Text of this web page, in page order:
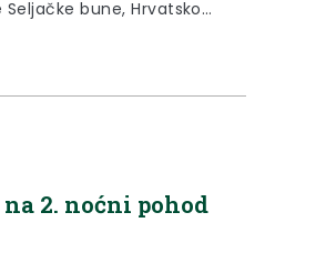
bune, Hrvatsko
centrom Klanjec i
zagorske županije u
2. noćni pohod